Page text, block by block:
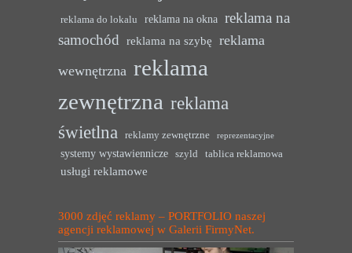
reklama do lokalu reklama na okna reklama na
samochód reklama na szybę reklama
wewnętrzna reklama
zewnętrzna reklama
świetlna
reklamy zewnętrzne reprezentacyjne
systemy wystawiennicze szyld tablica reklamowa
usługi reklamowe
3000 zdjęć reklamy – PORTFOLIO naszej
agencji reklamowej w Galerii FirmyNet.